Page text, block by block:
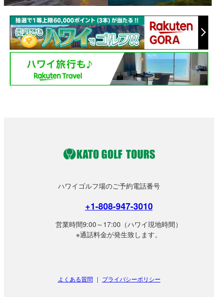
ハワイゴルフ場のご予約電話番号
+1-808-947-3010
営業時間9:00～17:00（ハワイ現地時間）
※通話料金が発生致します。
よくある質問 | プライバシーポリシー